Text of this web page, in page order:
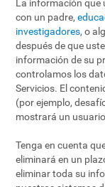
La información que
con un padre,
investigadores, o
después de que
información de su
controlamos los
Servicios. El
(por ejemplo,
mostrará un
Tenga en cuenta
eliminará en un
eliminar toda su